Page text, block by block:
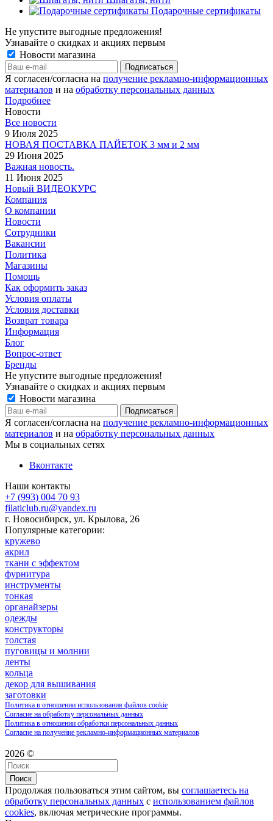
Подарочные сертификаты
Не упустите выгодные предложения!
Узнавайте о скидках и акциях первым
Новости магазина
Я согласен/согласна на получение рекламно-информационных
материалов и на обработку персональных данных
Подробнее
Новости
Все новости
9 Июля 2025
НОВАЯ ПОСТАВКА ПАЙЕТОК 3 мм и 2 мм
29 Июня 2025
Важная новость.
11 Июня 2025
Новый ВИДЕОКУРС
Компания
О компании
Новости
Сотрудники
Вакансии
Политика
Магазины
Помощь
Как оформить заказ
Условия оплаты
Условия доставки
Возврат товара
Информация
Блог
Вопрос-ответ
Бренды
Не упустите выгодные предложения!
Узнавайте о скидках и акциях первым
Новости магазина
Я согласен/согласна на получение рекламно-информационных
материалов и на обработку персональных данных
Мы в социальных сетях
Вконтакте
Наши контакты
+7 (993) 004 70 93
filaticlub.ru@yandex.ru
г. Новосибирск, ул. Крылова, 26
Популярные категории:
кружево
акрил
ткани с эффектом
фурнитура
инструменты
тонкая
органайзеры
одежды
конструкторы
толстая
пуговицы и молнии
ленты
кольца
декор для вышивания
заготовки
Политика в отношении использования файлов cookie
Согласие на обработку персональных данных
Политика в отношении обработки персональных данных
Согласие на получение рекламно-информационных материалов
2026 ©
Поиск
Продолжая пользоваться этим сайтом, вы соглашаетесь на
обработку персональных данных с использованием файлов
cookies, включая метрические программы.